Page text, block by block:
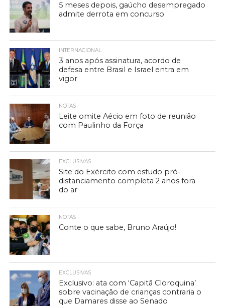
5 meses depois, gaúcho desempregado
admite derrota em concurso
INTERNACIONAL
3 anos após assinatura, acordo de
defesa entre Brasil e Israel entra em
vigor
NOTAS
Leite omite Aécio em foto de reunião
com Paulinho da Força
EXCLUSIVAS
Site do Exército com estudo pró-
distanciamento completa 2 anos fora
do ar
NOTAS
Conte o que sabe, Bruno Araújo!
EXCLUSIVAS
Exclusivo: ata com ‘Capitã Cloroquina’
sobre vacinação de crianças contraria o
que Damares disse ao Senado